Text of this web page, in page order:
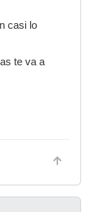
casi lo
te va a